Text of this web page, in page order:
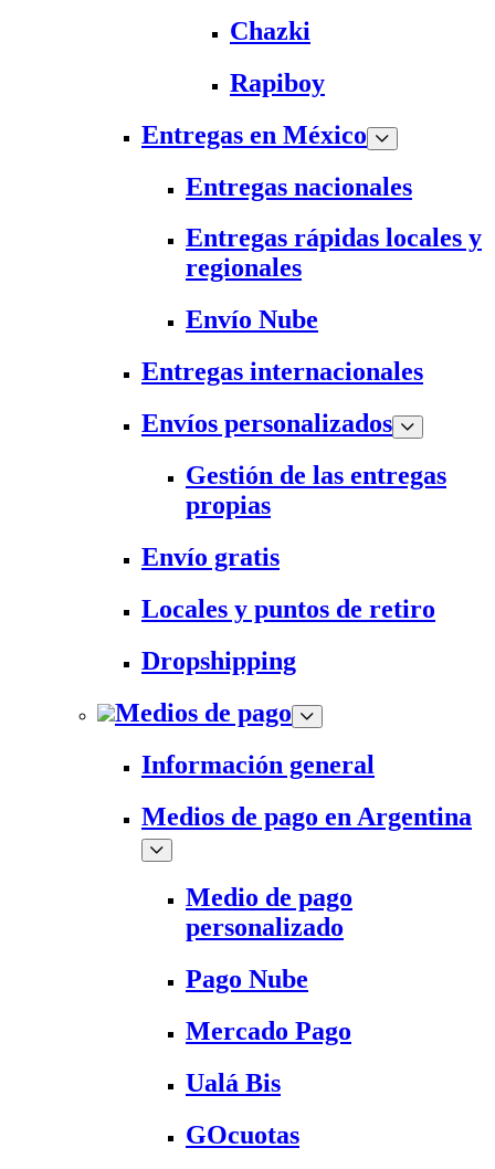
Chazki
Rapiboy
Entregas en México
Entregas nacionales
Entregas rápidas locales y
regionales
Envío Nube
Entregas internacionales
Envíos personalizados
Gestión de las entregas
propias
Envío gratis
Locales y puntos de retiro
Dropshipping
Medios de pago
Información general
Medios de pago en Argentina
Medio de pago
personalizado
Pago Nube
Mercado Pago
Ualá Bis
GOcuotas